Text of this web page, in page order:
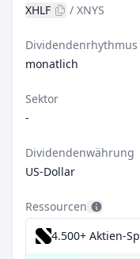
XHLF / XNYS
Dividendenrhythmus
monatlich
Sektor
-
Dividendenwährung
US-Dollar
Ressourcen
4.500+ Aktien-